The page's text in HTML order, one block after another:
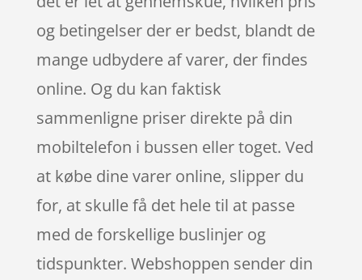
og betingelser der er bedst, blandt de
mange udbydere af varer, der findes
online. Og du kan faktisk
sammenligne priser direkte på din
mobiltelefon i bussen eller toget. Ved
at købe dine varer online, slipper du
for, at skulle få det hele til at passe
med de forskellige buslinjer og
tidspunkter. Webshoppen sender din